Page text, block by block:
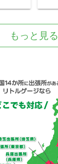
もっと見る